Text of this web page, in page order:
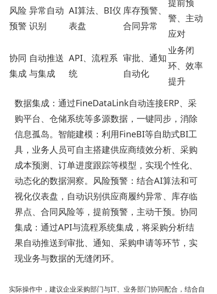
风险
预警
异常自动
识别
AI算法、BI仪
表盘
库存预警、
合同异常
提前预
警、主动
应对
协同
集成
自动推送
与集成
API、流程系
统
审批、通知
自动化
业务闭
环、效率
提升
数据集成：通过FineDataLink自动连接ERP、采
购平台、仓储系统等多源数据，一键同步，消除
信息孤岛。智能建模：利用FineBI等自助式BI工
具，业务人员可自主搭建供应商绩效分析、采购
成本预测、订单进度跟踪等模型，实现个性化、
动态化的数据洞察。风险预警：结合AI算法和可
视化仪表盘，自动识别供应商履约异常、库存临
界点、合同风险等，提前预警，主动干预。协同
集成：通过API与流程系统集成，将采购分析结
果自动推送到审批、通知、采购申请等环节，实
现业务与数据的无缝闭环。
实际操作中，建议企业采购部门与IT、业务部门协同配合，结合自